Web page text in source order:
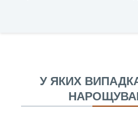
У ЯКИХ